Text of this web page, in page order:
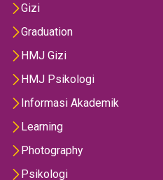
Gizi
Graduation
HMJ Gizi
HMJ Psikologi
Informasi Akademik
Learning
Photography
Psikologi